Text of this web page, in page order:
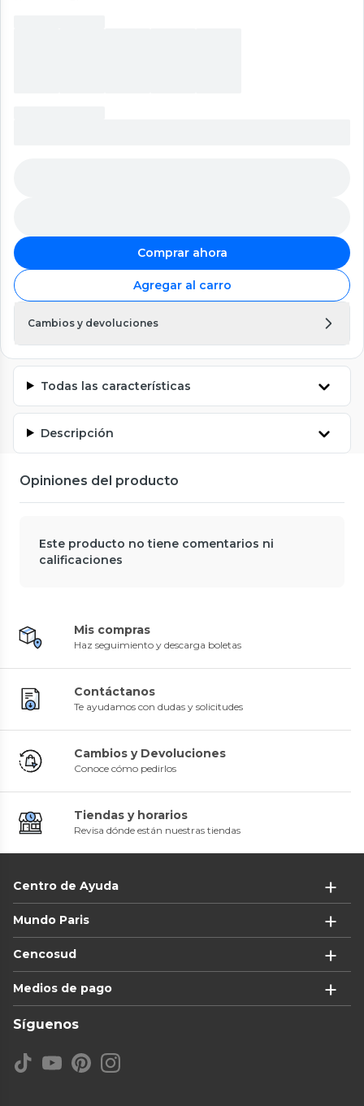
Comprar ahora
Agregar al carro
Cambios y devoluciones
Todas las características
Descripción
Opiniones del producto
Este producto no tiene comentarios ni
calificaciones
Mis compras
Haz seguimiento y descarga boletas
Contáctanos
Te ayudamos con dudas y solicitudes
Cambios y Devoluciones
Conoce cómo pedirlos
Tiendas y horarios
Revisa dónde están nuestras tiendas
Centro de Ayuda
Mundo Paris
Cencosud
Medios de pago
Síguenos